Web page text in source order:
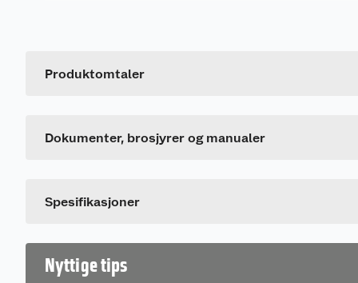
Komplett hagegruppe med sofa, to stoler og bord
Holdbar: produsert i materialer for norske
* Ramme/bord: Pulverlakkert stål
Mål sofa
Produktomtaler
Dokumenter, brosjyrer og manualer
Spesifikasjoner
Leverandørens artikkelnummer
Nyttige tips